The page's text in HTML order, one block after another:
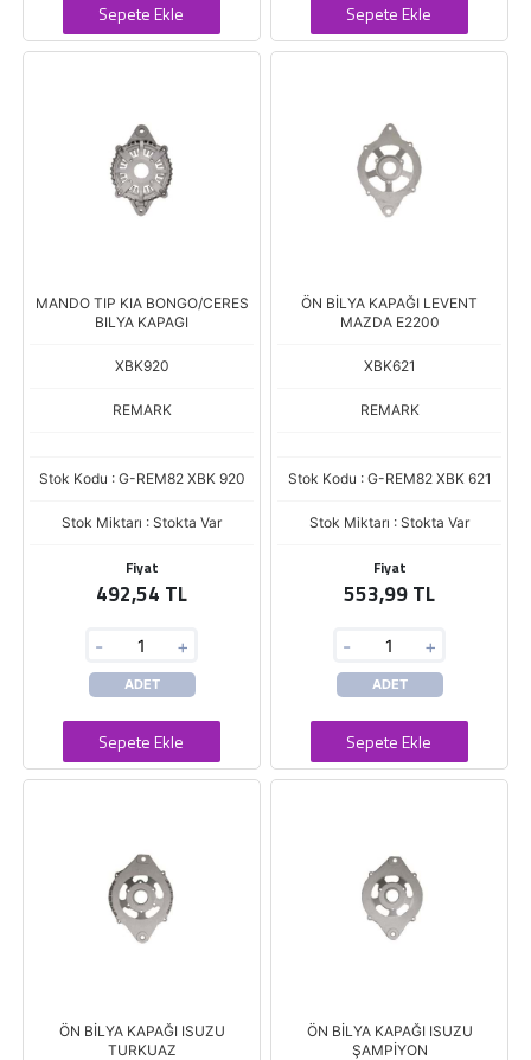
Sepete Ekle Sepete Ekle
MANDO TIP KIA BONGO/CERES
BILYA KAPAGI
XBK920
REMARK
Stok Kodu : G-REM82 XBK 920
Stok Miktarı : Stokta Var
Fiyat
492,54 TL
- +
ADET
Sepete Ekle
ÖN BİLYA KAPAĞI LEVENT
MAZDA E2200
XBK621
REMARK
Stok Kodu : G-REM82 XBK 621
Stok Miktarı : Stokta Var
Fiyat
553,99 TL
- +
ADET
Sepete Ekle
ÖN BİLYA KAPAĞI ISUZU
TURKUAZ
ÖN BİLYA KAPAĞI ISUZU
ŞAMPİYON